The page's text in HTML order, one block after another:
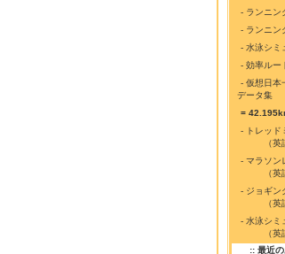
- ランニン
- ランニン
- 水泳シミ
- 効率ルー
- 仮想日本
データ集
=
- トレッド
（英語
- マラソン
（英語
- ジョギン
（英語
- 水泳シミ
（英語
:: 最近